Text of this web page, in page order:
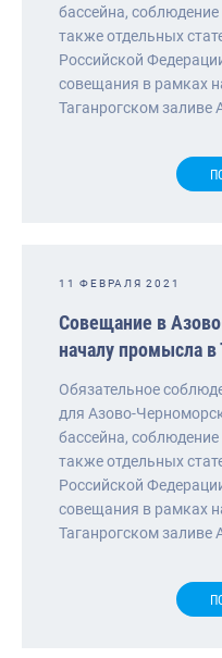
бассейна,
также отдельных
Российской
совещания в рамках
Таганрогском заливе
11 ФЕВРАЛЯ 2021
Совещание в
началу промысла в
Обязательное
для Азово-
бассейна,
также отдельных
Российской
совещания в рамках
Таганрогском заливе